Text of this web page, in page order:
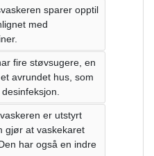
sparer opptil
med
fire støvsugere, en
avrundet hus, som
er utstyrt
gjør at vaskekaret
har også en indre